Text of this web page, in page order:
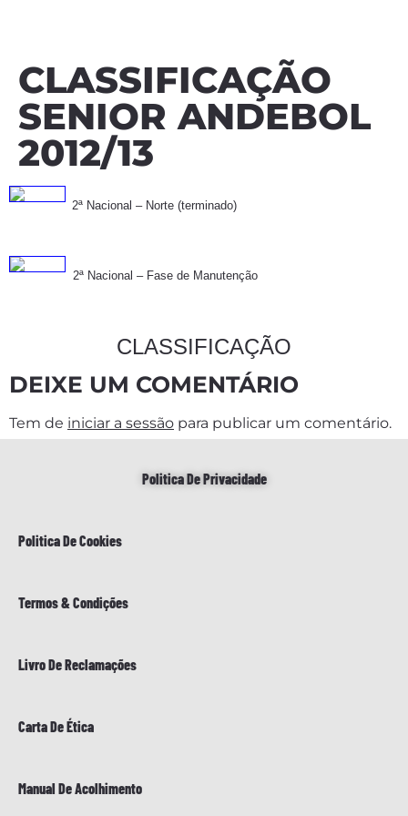
CLASSIFICAÇÃO
SENIOR ANDEBOL
2012/13
2ª Nacional – Norte (terminado)
2ª Nacional – Fase de Manutenção
CLASSIFICAÇÃO
DEIXE UM COMENTÁRIO
Tem de iniciar a sessão para publicar um comentário.
Politica De Privacidade
Politica De Cookies
Termos & Condições
Livro De Reclamações
Carta De Ética
Manual De Acolhimento